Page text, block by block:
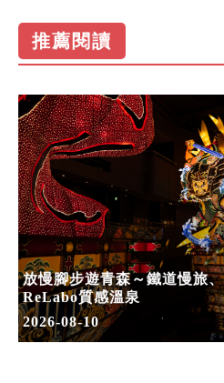
推薦閱讀
放慢腳步遊青森～鐵道慢旅
ReLabo質感溫泉
2026-08-10